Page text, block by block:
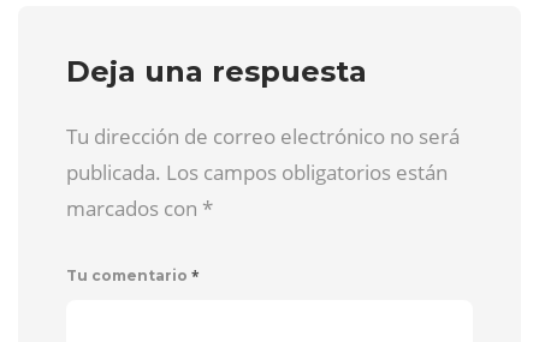
Deja una respuesta
Tu dirección de correo electrónico no será
publicada. Los campos obligatorios están
marcados con *
Tu comentario *